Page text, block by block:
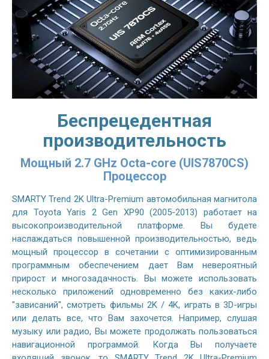
Беспрецедентная
производительность
Мощный 2.7 GHz Octa-core (UIS7870CS)
Процессор
SMARTY Trend 2K Ultra-Premium автомобильная магнитола
для Toyota Yaris 2 Gen XP90 (2005-2013) работает на
высокопроизводительной платформе. Вы будете
наслаждаться повышенной производительностью, ведь
мощный процессор в сочетании с оптимизированным
программным обеспечением дает Вам невероятный
прирост и многозадачность. Вы можете использовать
несколько приложений одновременно без каких-либо
"зависаний", смотреть фильмы 2K / 4K, играть в 3D-игры
или делать все, что Вам захочется. Например, слушая
музыку или радио, Вы можете продолжать пользоваться
навигационной программой. Когда Вы получаете